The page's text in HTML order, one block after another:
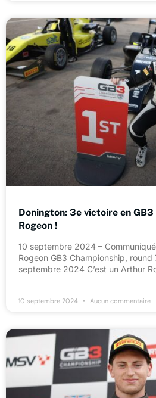
Donington: 3e victoire en
Rogeon !
10 septembre 2024 –
Rogeon GB3 Championship, round
septembre 2024 C’est un Arthur
10 septembre 2024 Aucun commentaire